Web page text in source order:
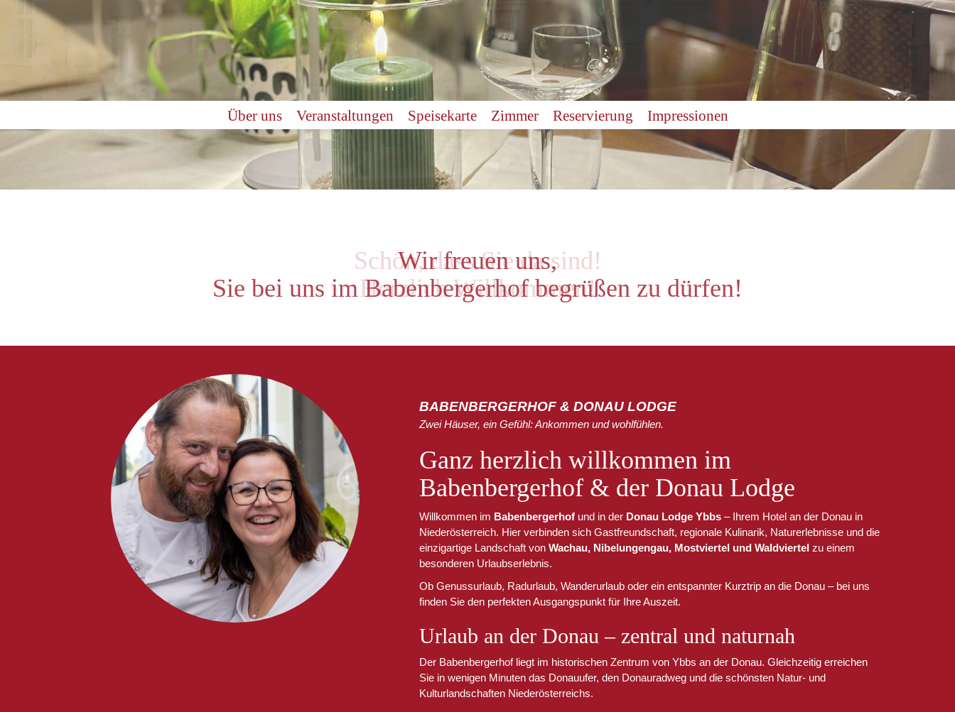
Über uns Veranstaltungen Speisekarte Zimmer Reservierung Impressionen
Wir freuen uns,
Sie bei uns im Babenbergerhof begrüßen zu dürfen!
BABENBERGERHOF & DONAU LODGE
Zwei Häuser, ein Gefühl: Ankommen und wohlfühlen.
Ganz herzlich willkommen im
Babenbergerhof & der Donau Lodge
Willkommen im Babenbergerhofund in der Donau Lodge Ybbs– Ihrem Hotel an der Donau in
Niederösterreich. Hier verbinden sich Gastfreundschaft, regionale Kulinarik, Naturerlebnisse und die
einzigartige Landschaft von Wachau, Nibelungengau, Mostviertel und Waldviertelzu einem
besonderen Urlaubserlebnis.
Ob Genussurlaub, Radurlaub, Wanderurlaub oder ein entspannter Kurztrip an die Donau – bei uns
finden Sie den perfekten Ausgangspunkt für Ihre Auszeit.
Urlaub an der Donau – zentral und naturnah
Der Babenbergerhof liegt im historischen Zentrum von Ybbs an der Donau. Gleichzeitig erreichen
Sie in wenigen Minuten das Donauufer, den Donauradweg und die schönsten Natur- und
Kulturlandschaften Niederösterreichs.